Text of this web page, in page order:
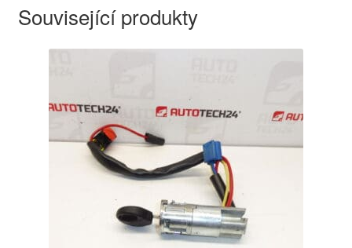
Související produkty